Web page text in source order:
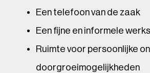
Een telefoon van de zaak
Een fijne en informele
Ruimte voor persoonlijke
doorgroeimogelijkheden